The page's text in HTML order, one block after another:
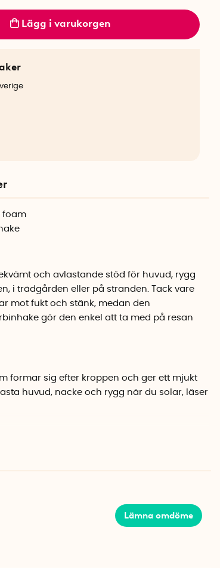
Lägg i varukorgen
foam
och avlastande stöd för huvud, rygg
i trädgården eller på stranden. Tack vare
mot fukt och stänk, medan den
gör den enkel att ta med på resan
formar sig efter kroppen och ger ett mjukt
huvud, nacke och rygg när du solar, läser
material
miljövänligt rPET-material, framställt av
Lämna omdöme